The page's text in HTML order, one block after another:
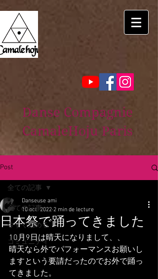
Danse Compagnie
CamaleHoju Paris
Post
全ての記事
今すぐ始める
コミュニティ
全ての記事
日本祭で踊ってきました
Danseuse ami
10 oct. 2022 2 min de lecture
10月9日は晴天になりまして、、
晴天なら外でパフォーマンスお願いし
ますという要請だったのでお外で踊っ
てきました。